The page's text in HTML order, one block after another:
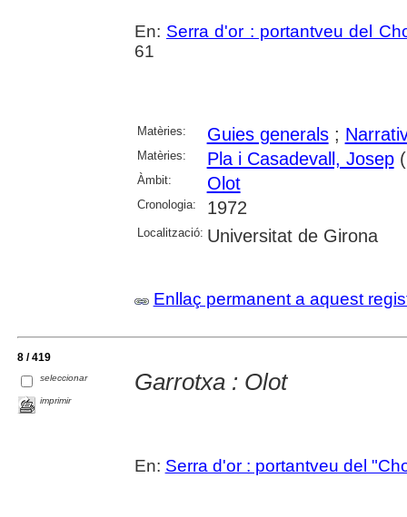
En: Serra d'or : portantveu del
61
Matèries: Guies generals;
Matèries: Pla i Casadevall, Josep
Àmbit: Olot
Cronologia: 1972
Localització: Universitat de Girona
Enllaç permanent a aquest
8 / 419
seleccionar
imprimir
Garrotxa : Olot
En: Serra d'or : portantveu del